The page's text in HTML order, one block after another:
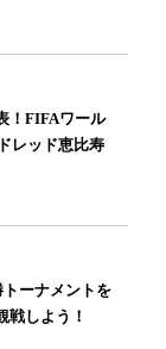
！FIFAワール
レッド恵比寿
ーナメントを
戦しよう！